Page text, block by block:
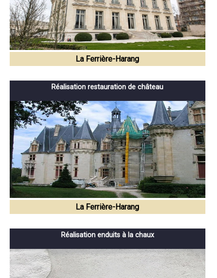
La Ferrière-Harang
Réalisation restauration de château
La Ferrière-Harang
Réalisation enduits à la chaux